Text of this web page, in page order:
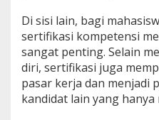
Di sisi lain, bagi
sertifikasi kompetensi
sangat penting. Selain
diri, sertifikasi juga
pasar kerja dan menjadi
kandidat lain yang